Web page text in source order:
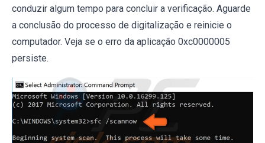
conduzir algum tempo para concluir a verificação. Aguarde
a conclusão do processo de digitalização e reinicie o
computador. Veja se o erro da aplicação 0xc0000005
persiste.